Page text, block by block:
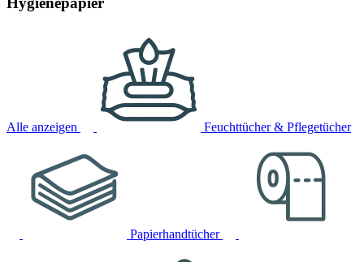
Alle anzeigen Feuchttücher & Pflegetücher
Papierhandtücher